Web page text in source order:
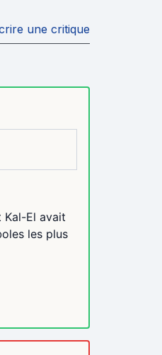
une critique
Kal-El avait
les plus